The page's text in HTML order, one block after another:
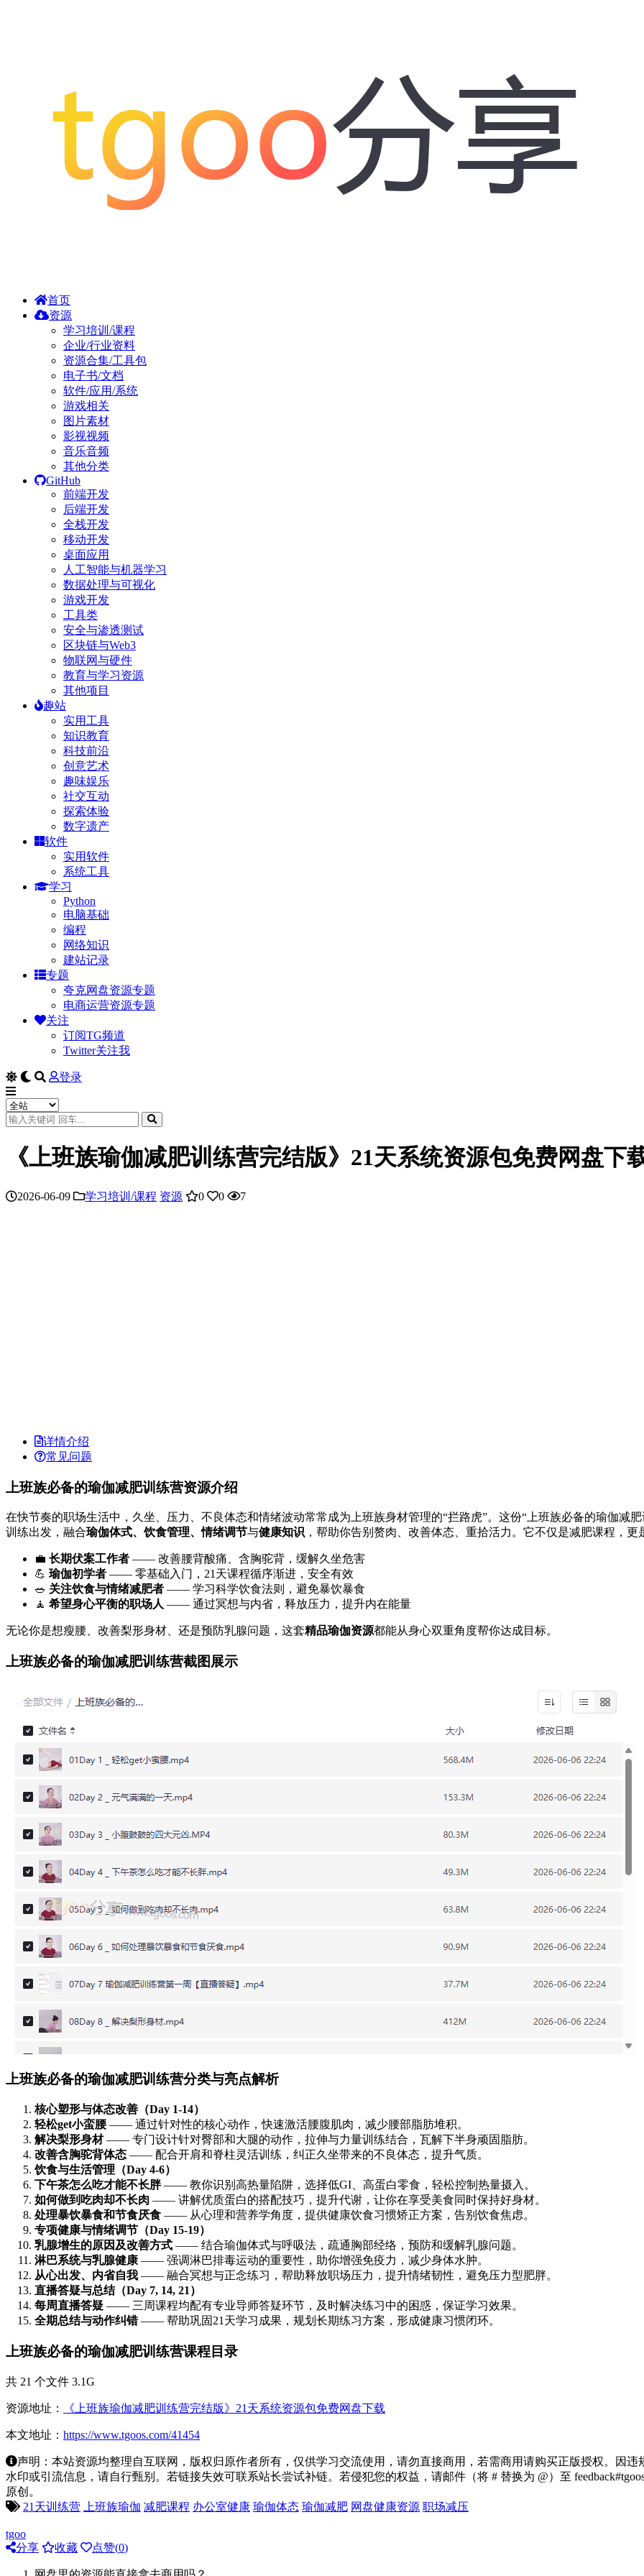
首页
资源
学习培训/课程
企业/行业资料
资源合集/工具包
电子书/文档
软件/应用/系统
游戏相关
图片素材
影视视频
音乐音频
其他分类
GitHub
前端开发
后端开发
全栈开发
移动开发
桌面应用
人工智能与机器学习
数据处理与可视化
游戏开发
工具类
安全与渗透测试
区块链与Web3
物联网与硬件
教育与学习资源
其他项目
趣站
实用工具
知识教育
科技前沿
创意艺术
趣味娱乐
社交互动
探索体验
数字遗产
软件
实用软件
系统工具
学习
Python
电脑基础
编程
网络知识
建站记录
专题
夸克网盘资源专题
电商运营资源专题
关注
订阅TG频道
Twitter关注我
登录
《上班族瑜伽减肥训练营完结版》21天系统资源包免费网盘下
2026-06-09 学习培训/课程 资源 0 0 7
详情介绍
常见问题
上班族必备的瑜伽减肥训练营资源介绍
在快节奏的职场生活中，久坐、压力、不良体态和情绪波动常常成为上班族身材管理的“拦路虎”。这份“上班族必备的瑜伽减
训练出发，融合瑜伽体式、饮食管理、情绪调节与健康知识 ，帮助你告别赘肉、改善体态、重拾活力。它不仅是减肥课程，
💼 长期伏案工作者 —— 改善腰背酸痛、含胸驼背，缓解久坐危害
💪 瑜伽初学者 —— 零基础入门，21天课程循序渐进，安全有效
🥗 关注饮食与情绪减肥者 —— 学习科学饮食法则，避免暴饮暴食
🧘 希望身心平衡的职场人 —— 通过冥想与内省，释放压力，提升内在能量
无论你是想瘦腰、改善梨形身材、还是预防乳腺问题，这套精品瑜伽资源都能从身心双重角度帮你达成目标。
上班族必备的瑜伽减肥训练营截图展示
上班族必备的瑜伽减肥训练营分类与亮点解析
核心塑形与体态改善（Day 1-14）
轻松get小蛮腰—— 通过针对性的核心动作，快速激活腰腹肌肉，减少腰部脂肪堆积。
解决梨形身材—— 专门设计针对臀部和大腿的动作，拉伸与力量训练结合，瓦解下半身顽固脂肪。
改善含胸驼背体态 —— 配合开肩和脊柱灵活训练，纠正久坐带来的不良体态，提升气质。
饮食与生活管理（Day 4-6）
下午茶怎么吃才能不长胖—— 教你识别高热量陷阱，选择低GI、高蛋白零食，轻松控制热量摄入。
如何做到吃肉却不长肉 —— 讲解优质蛋白的搭配技巧，提升代谢，让你在享受美食同时保持好身材。
处理暴饮暴食和节食厌食 —— 从心理和营养学角度，提供健康饮食习惯矫正方案，告别饮食焦虑。
专项健康与情绪调节（Day 15-19）
乳腺增生的原因及改善方式 —— 结合瑜伽体式与呼吸法，疏通胸部经络，预防和缓解乳腺问题。
淋巴系统与乳腺健康 —— 强调淋巴排毒运动的重要性，助你增强免疫力，减少身体水肿。
从心出发、内省自我 —— 融合冥想与正念练习，帮助释放职场压力，提升情绪韧性，避免压力型肥胖。
直播答疑与总结（Day 7, 14, 21）
每周直播答疑 —— 三周课程均配有专业导师答疑环节，及时解决练习中的困惑，保证学习效果。
全期总结与动作纠错—— 帮助巩固21天学习成果，规划长期练习方案，形成健康习惯闭环。
上班族必备的瑜伽减肥训练营课程目录
共 21 个文件 3.1G
资源地址： 《上班族瑜伽减肥训练营完结版》21天系统资源包免费网盘下载
本文地址： https://www.tgoos.com/41454
声明：本站资源均整理自互联网，版权归原作者所有，仅供学习交流使用，请勿直接商用，若需商用请购买正版授权。因
水印或引流信息，请自行甄别。若链接失效可联系站长尝试补链。若侵犯您的权益，请邮件（将 # 替换为 @）至
原创。
21天训练营
上班族瑜伽 减肥课程 办公室健康 瑜伽体态 瑜伽减肥 网盘健康资源 职场减压
tgoo
分享
收藏 点赞(0)